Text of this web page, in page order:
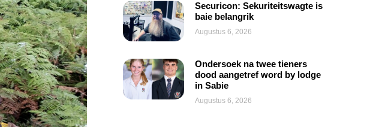
Securicon: Sekuriteitswagte is
baie belangrik
Augustus 6, 2026
Ondersoek na twee tieners
dood aangetref word by lodge
in Sabie
Augustus 6, 2026